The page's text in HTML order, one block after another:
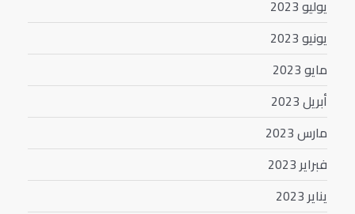
يوليو 2023
يونيو 2023
مايو 2023
أبريل 2023
مارس 2023
فبراير 2023
يناير 2023